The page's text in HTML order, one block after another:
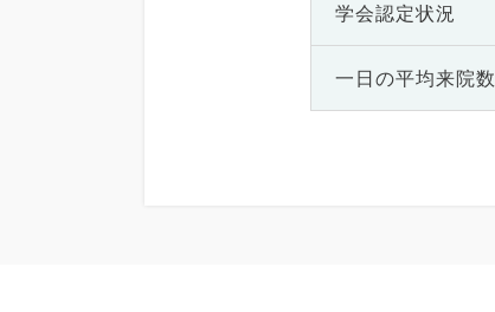
学会認定状況
一日の平均来院数